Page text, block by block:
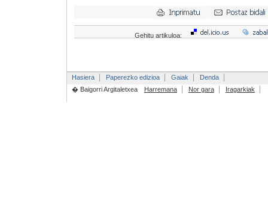
Gehitu artikuloa:
Hasiera Paperezko edizioa Gaiak
Denda
� Baigorri Argitaletxea
Harremana Nor gara Iragarkiak